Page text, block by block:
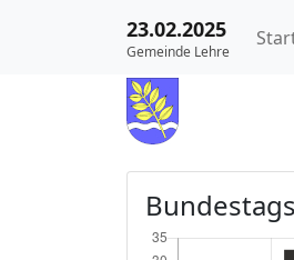
23.02.2025
Gemeinde Lehre